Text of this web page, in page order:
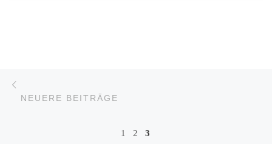
Beitrags-Navigation
Neuere Beiträge
NEUERE BEITRÄGE
1 2 3